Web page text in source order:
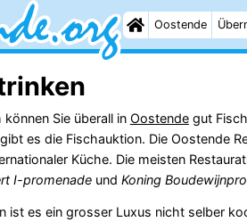
Oostende
Sie überall in Oostendegut
es die Fischauktion. Die Oostende
Küche. Die meisten
I-promenadeund Koning
ist es ein grosser Luxus nicht selber